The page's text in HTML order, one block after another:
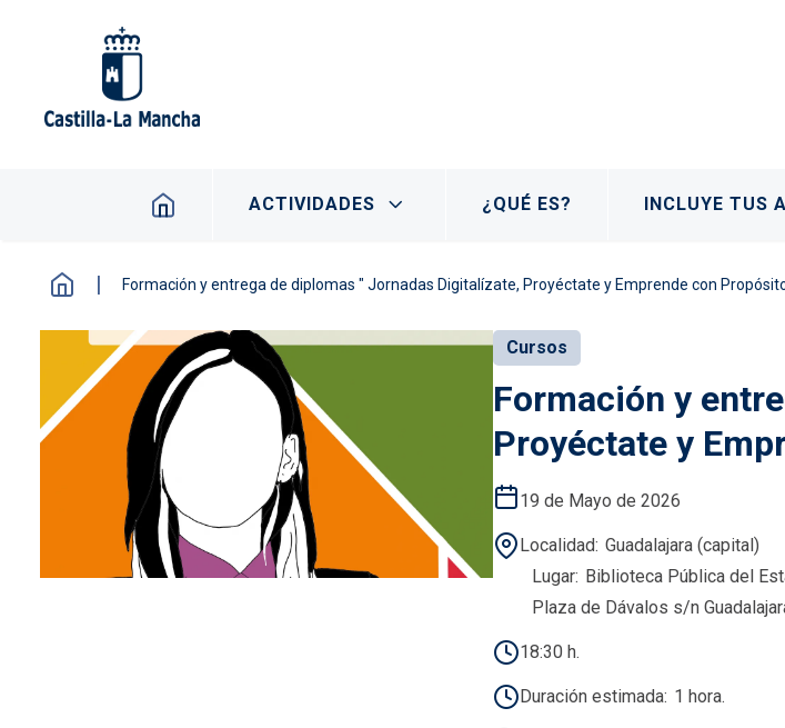
Navegación principal
ACTIVIDADES ¿QUÉ ES? INCLUYE TUS
Formación y entrega de diplomas " Jornadas Digitalízate, Proyéctate y Emprende con
Cursos
Formación y
Proyéctate y
19 de Mayo de 2026
Localidad Guadalajara (capital)
Lugar Biblioteca Pública del
Plaza de Dávalos s/n
18:30 h.
Duración estimada 1 hora.